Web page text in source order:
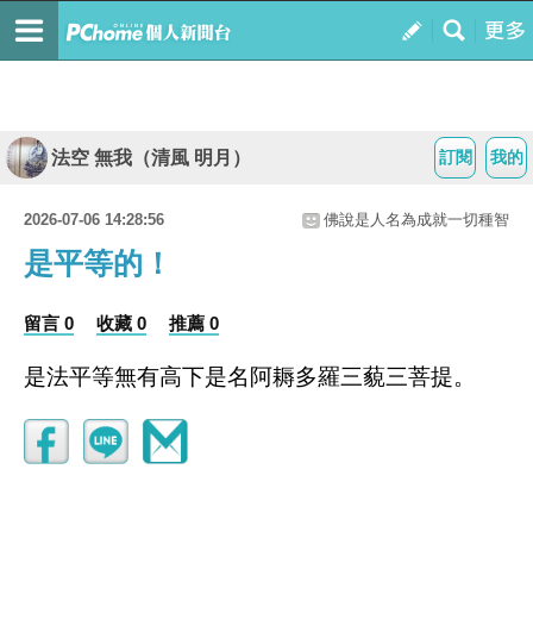
我的
訂閱
法空 無我（清風 明月）
2026-07-06 14:28:56 佛說是人名為成就一切種智
是平等的！
留言 0 收藏 0 推薦 0
是法平等無有高下是名阿耨多羅三藐三菩提。